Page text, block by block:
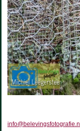
info@belevingsfotografie.nl